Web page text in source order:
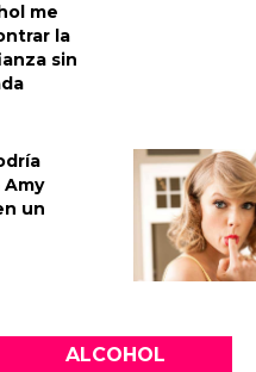
me
la
sin
un
ALCOHOL